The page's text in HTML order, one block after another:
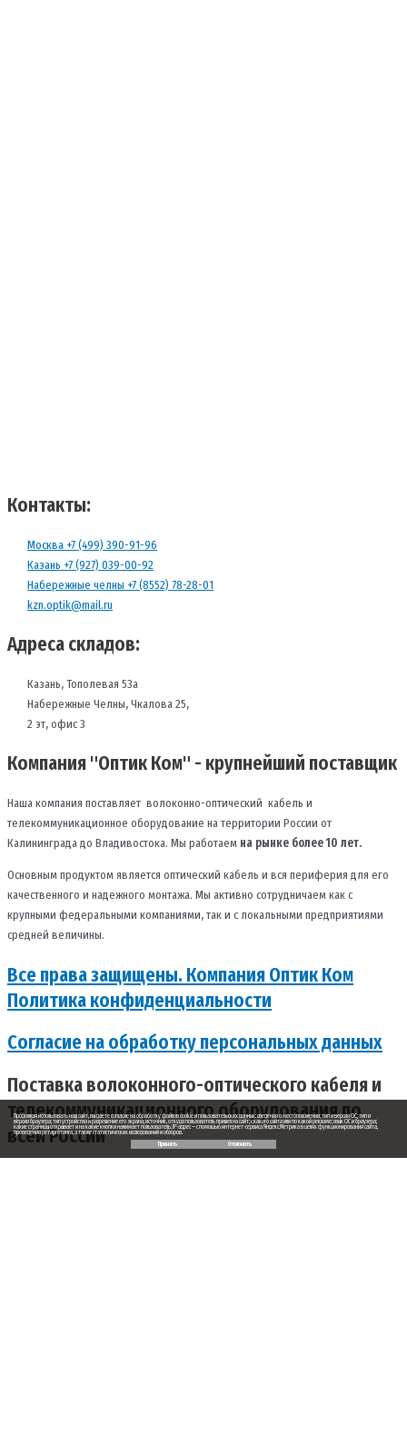
Контакты:
Москва +7 (499) 390-91-96
Казань +7 (927) 039-00-92
Набережные челны +7 (8552) 78-28-01
kzn.optik@mail.ru
Адреса складов:
Казань, Тополевая 53а
Набережные Челны, Чкалова 25,
2 эт, офис 3
Компания "Оптик Ком" - крупнейший поставщик
Наша компания поставляет волоконно-оптический кабель и
телекоммуникационное оборудование на территории России от
Калининграда до Владивостока. Мы работаем на рынке более 10 лет.
Основным продуктом является оптический кабель и вся периферия для его
качественного и надежного монтажа. Мы активно сотрудничаем как с
крупными федеральными компаниями, так и с локальными предприятиями
средней величины.
Все права защищены. Компания Оптик Ком
Политика конфиденциальности
Согласие на обработку персональных данных
Поставка волоконного-оптического кабеля и
телекоммуникационного оборудования по
всей России
Продолжая использовать наш сайт, вы даете согласие на обработку файлов cookie и пользовательских данных: сведения о местоположении; тип и версия ОС; тип и
версия браузера; тип устройства и разрешение его экрана; источник, откуда пользователь пришел на сайт; с какого сайта или по какой рекламе; язык ОС и браузера;
какие страницы открывает и на какие кнопки нажимает пользователь; IP-адрес — с помощью интернет-сервиса Яндекс.Метрика в целях функционирования сайта,
проведения ретаргетинга, а также статистических исследований и обзоров.
Принять
Отклонить